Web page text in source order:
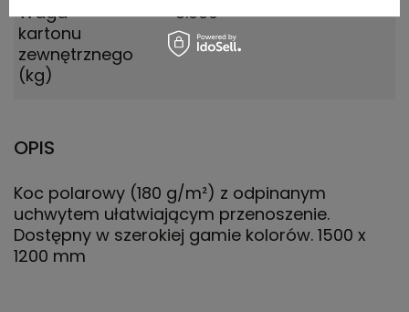
Waga
kartonu
zewnętrznego
(kg)
8.000
OPIS
Koc polarowy (180 g/m²) z odpinanym
uchwytem ułatwiającym przenoszenie.
Dostępny w szerokiej gamie kolorów. 1500 x
1200 mm